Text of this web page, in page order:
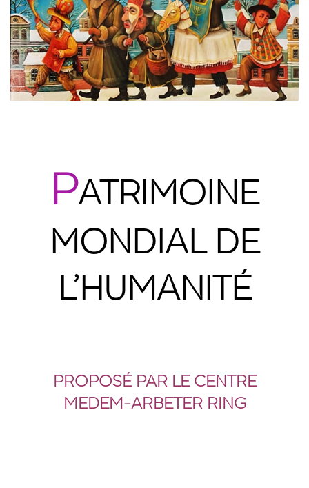
PATRIMOINE
MONDIAL DE
L’HUMANITÉ
PROPOSÉ PAR LE CENTRE
MEDEM-ARBETER RING